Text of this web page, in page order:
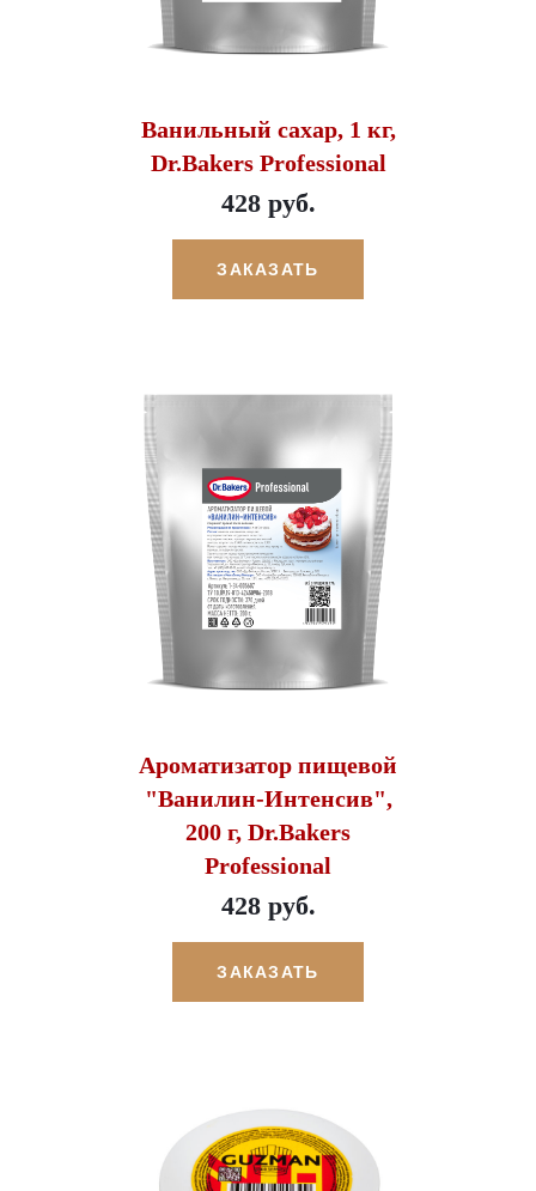
Ванильный сахар, 1 кг,
Dr.Bakers Professional
428 руб.
ЗАКАЗАТЬ
Ароматизатор пищевой
"Ванилин-Интенсив",
200 г, Dr.Bakers
Professional
428 руб.
ЗАКАЗАТЬ